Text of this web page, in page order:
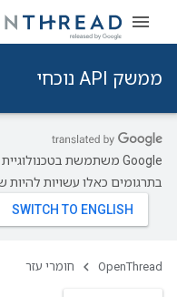
ממשק API נוכחי
בתרגומים כאלו עשויות להיות
OpenThread חומרי עזר